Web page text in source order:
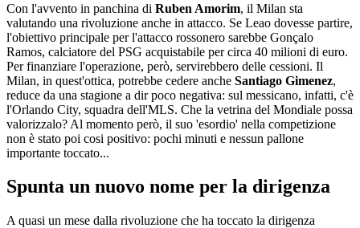
Con l'avvento in panchina di Ruben Amorim, il Milan sta
valutando una rivoluzione anche in attacco. Se Leao dovesse partire,
l'obiettivo principale per l'attacco rossonero sarebbe Gonçalo
Ramos, calciatore del PSG acquistabile per circa 40 milioni di euro.
Per finanziare l'operazione, però, servirebbero delle cessioni. Il
Milan, in quest'ottica, potrebbe cedere anche Santiago Gimenez,
reduce da una stagione a dir poco negativa: sul messicano, infatti, c'è
l'Orlando City, squadra dell'MLS. Che la vetrina del Mondiale possa
valorizzalo? Al momento però, il suo 'esordio' nella competizione
non è stato poi cosi positivo: pochi minuti e nessun pallone
importante toccato...
Spunta un nuovo nome per la dirigenza
A quasi un mese dalla rivoluzione che ha toccato la dirigenza